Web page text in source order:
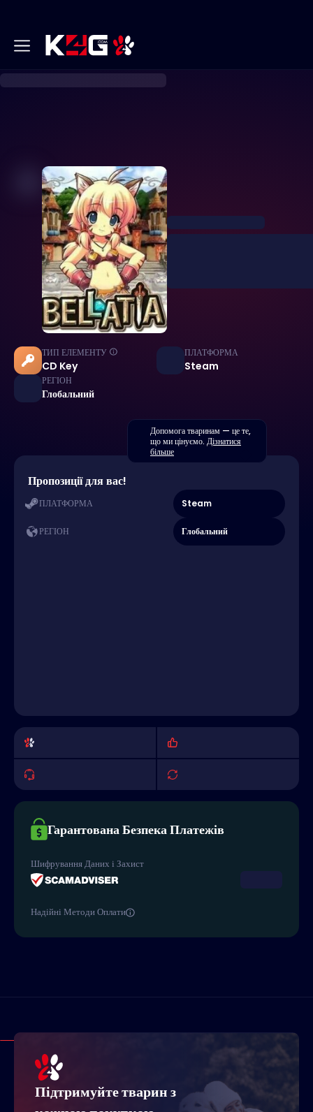
ТИП ЕЛЕМЕНТУ
CD Key
ПЛАТФОРМА
Steam
РЕГІОН
Глобальний
Допомога тваринам — це те,
що ми цінуємо. Дізнатися
більше
Пропозиції для вас!
ПЛАТФОРМА Steam
РЕГІОН Глобальний
Гарантована Безпека Платежів
Шифрування Даних і Захист
Надійні Методи Оплати
Підтримуйте тварин з